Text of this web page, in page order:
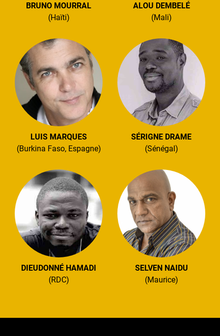
BRUNO MOURRAL
(Haïti)
ALOU DEMBELÉ
(Mali)
LUIS MARQUES
(Burkina Faso, Espagne)
SÉRIGNE DRAME
(Sénégal)
DIEUDONNÉ HAMADI
(RDC)
SELVEN NAIDU
(Maurice)